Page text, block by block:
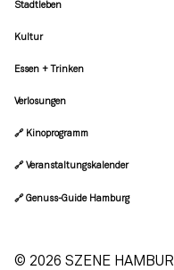
Stadtleben
Kultur
Essen + Trinken
Verlosungen
🔗 Kinoprogramm
🔗 Veranstaltungskalender
🔗 Genuss-Guide Hamburg
© 2026 SZENE